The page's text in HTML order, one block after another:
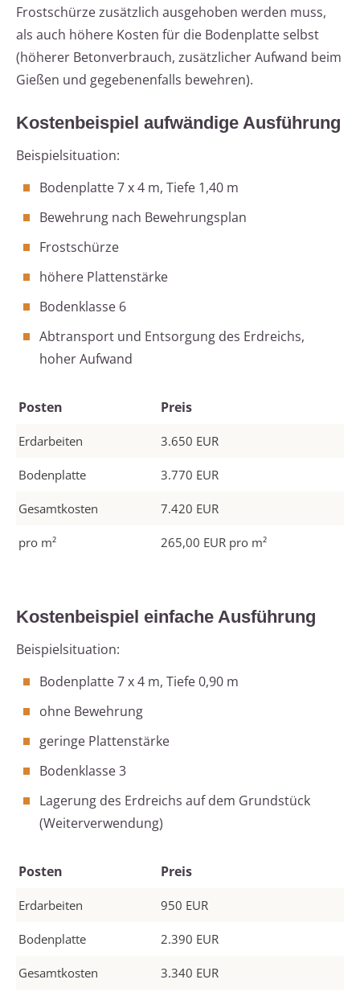
Frostschürze zusätzlich ausgehoben werden muss,
als auch höhere Kosten für die Bodenplatte selbst
(höherer Betonverbrauch, zusätzlicher Aufwand beim
Gießen und gegebenenfalls bewehren).
Kostenbeispiel aufwändige Ausführung
Beispielsituation:
Bodenplatte 7 x 4 m, Tiefe 1,40 m
Bewehrung nach Bewehrungsplan
Frostschürze
höhere Plattenstärke
Bodenklasse 6
Abtransport und Entsorgung des Erdreichs,
hoher Aufwand
Posten Preis
Erdarbeiten 3.650 EUR
Bodenplatte 3.770 EUR
Gesamtkosten 7.420 EUR
pro m² 265,00 EUR pro m²
Kostenbeispiel einfache Ausführung
Beispielsituation:
Bodenplatte 7 x 4 m, Tiefe 0,90 m
ohne Bewehrung
geringe Plattenstärke
Bodenklasse 3
Lagerung des Erdreichs auf dem Grundstück
(Weiterverwendung)
Posten Preis
Erdarbeiten 950 EUR
Bodenplatte 2.390 EUR
Gesamtkosten 3.340 EUR